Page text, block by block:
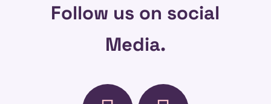
Follow us on social
Media.